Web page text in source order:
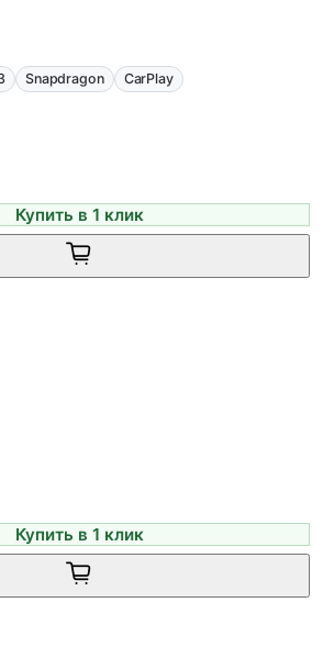
Snapdragon CarPlay
Купить в 1 клик
Купить в 1 клик